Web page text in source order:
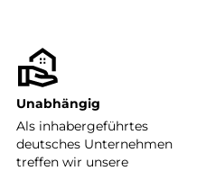
Unabhängig
Als inhabergeführtes
deutsches Unternehmen
treffen wir unsere